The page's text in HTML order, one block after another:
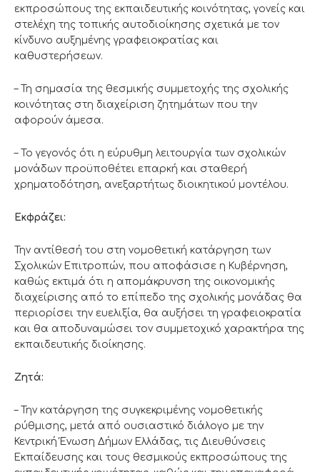
εκπροσώπους της εκπαιδευτικής κοινότητας, γονείς και
στελέχη της τοπικής αυτοδιοίκησης σχετικά με τον
κίνδυνο αυξημένης γραφειοκρατίας και
καθυστερήσεων.
– Τη σημασία της θεσμικής συμμετοχής της σχολικής
κοινότητας στη διαχείριση ζητημάτων που την
αφορούν άμεσα.
– Το γεγονός ότι η εύρυθμη λειτουργία των σχολικών
μονάδων προϋποθέτει επαρκή και σταθερή
χρηματοδότηση, ανεξαρτήτως διοικητικού μοντέλου.
Εκφράζει:
Την αντίθεσή του στη νομοθετική κατάργηση των
Σχολικών Επιτροπών, που αποφάσισε η Κυβέρνηση,
καθώς εκτιμά ότι η απομάκρυνση της οικονομικής
διαχείρισης από το επίπεδο της σχολικής μονάδας θα
περιορίσει την ευελιξία, θα αυξήσει τη γραφειοκρατία
και θα αποδυναμώσει τον συμμετοχικό χαρακτήρα της
εκπαιδευτικής διοίκησης.
Ζητά:
– Την κατάργηση της συγκεκριμένης νομοθετικής
ρύθμισης, μετά από ουσιαστικό διάλογο με την
Κεντρική Ένωση Δήμων Ελλάδας, τις Διευθύνσεις
Εκπαίδευσης και τους θεσμικούς εκπροσώπους της